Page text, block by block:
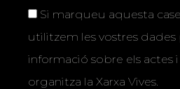
Si marqueu aquesta
utilitzem les vostres dades
informació sobre els actes
organitza la Xarxa Vives.